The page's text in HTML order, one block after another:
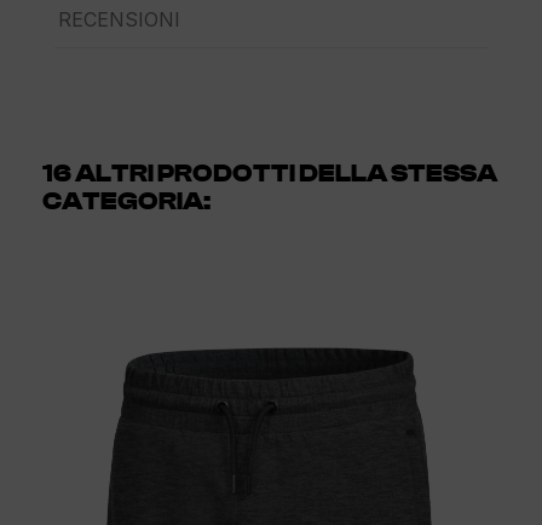
RECENSIONI
16 ALTRI PRODOTTI DELLA STESSA
CATEGORIA: